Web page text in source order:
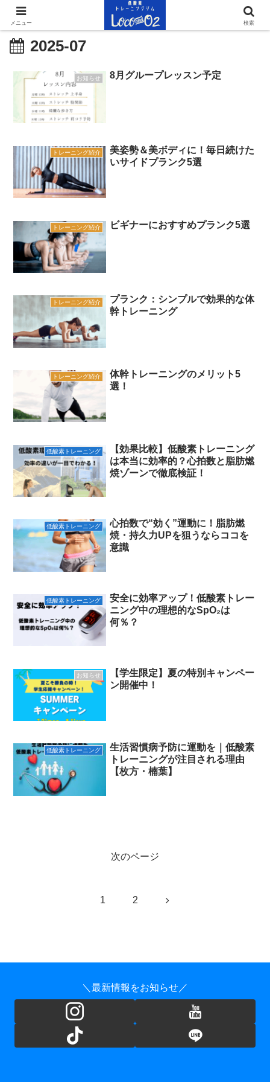
2025-07
お知らせ 8月グループレッスン予定
トレーニング紹介
美姿勢＆美ボディに！毎日続けた
いサイドプランク5選
トレーニング紹介 ビギナーにおすすめプランク5選
トレーニング紹介
プランク：シンプルで効果的な体
幹トレーニング
トレーニング紹介
体幹トレーニングのメリット5
選！
低酸素トレーニング
【効果比較】低酸素トレーニング
は本当に効率的？心拍数と脂肪燃
焼ゾーンで徹底検証！
低酸素トレーニング
心拍数で“効く”運動に！脂肪燃
焼・持久力UPを狙うならココを
意識
低酸素トレーニング
安全に効率アップ！低酸素トレー
ニング中の理想的なSpO₂は
何％？
お知らせ
【学生限定】夏の特別キャンペー
ン開催中！
低酸素トレーニング
生活習慣病予防に運動を｜低酸素
トレーニングが注目される理由
【枚方・楠葉】
次のページ
1 2
＼最新情報をお知らせ／
メニュー 検索